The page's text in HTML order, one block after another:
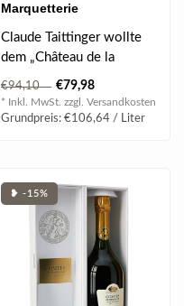
Marquetterie
Champagner in Box 0.75
l 12.50 % vol
Claude Taittinger wollte
dem „Château de la
Marquetterie“, wo die
Geschicht..
€94,10 €79,98
* Inkl. MwSt. zzgl. Versandkosten
Grundpreis: €106,64 / Liter
❥ -15%